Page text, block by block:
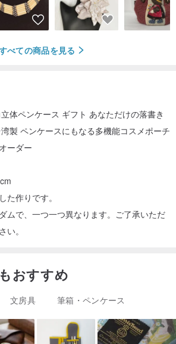
べての商品を見る
体ペンケース ギフト あなただけの落書き
製 ペンケースにもなる多機能コスメポーチ
ーダー
た作りです。
ムで、一つ一つ異なります。ご了承いただ
い。
おすすめ
文房具 筆箱・ペンケース